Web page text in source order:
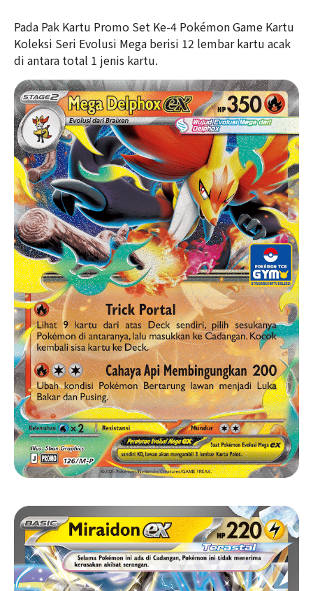
Pada Pak Kartu Promo Set Ke-4 Pokémon Game Kartu
Koleksi Seri Evolusi Mega berisi 12 lembar kartu acak
di antara total 1 jenis kartu.